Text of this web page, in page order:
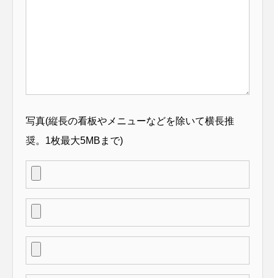
写真(縦長の看板やメニューなどを除いて横長推
奨。1枚最大5MBまで)